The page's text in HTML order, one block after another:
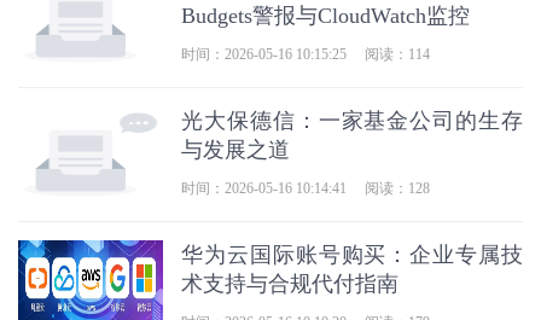
Budgets警报与CloudWatch监控
时间：2026-05-16 10:15:25 阅读：114
光大保德信：一家基金公司的生存
与发展之道
时间：2026-05-16 10:14:41 阅读：128
华为云国际账号购买：企业专属技
术支持与合规代付指南